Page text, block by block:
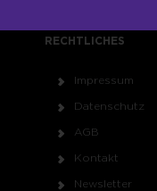
RECHTLICHES
Impressum
Datenschutz
AGB
Kontakt
Newsletter